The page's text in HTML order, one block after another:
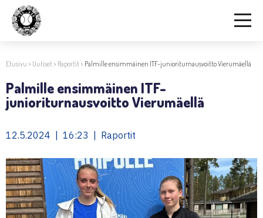
Etusivu > Uutiset> Raportit> Palmille ensimmäinen ITF-junioriturnausvoitto Vierumäellä
Palmille ensimmäinen ITF-
junioriturnausvoitto Vierumäellä
12.5.2024 | 16:23 | Raportit